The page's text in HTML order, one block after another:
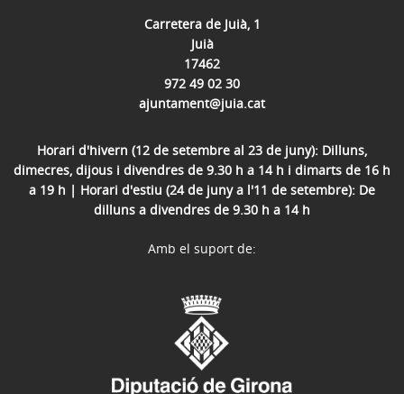
Carretera de Juià, 1
Juià
17462
972 49 02 30
ajuntament@juia.cat
Horari d'hivern (12 de setembre al 23 de juny): Dilluns,
dimecres, dijous i divendres de 9.30 h a 14 h i dimarts de 16 h
a 19 h | Horari d'estiu (24 de juny a l'11 de setembre): De
dilluns a divendres de 9.30 h a 14 h
Amb el suport de: